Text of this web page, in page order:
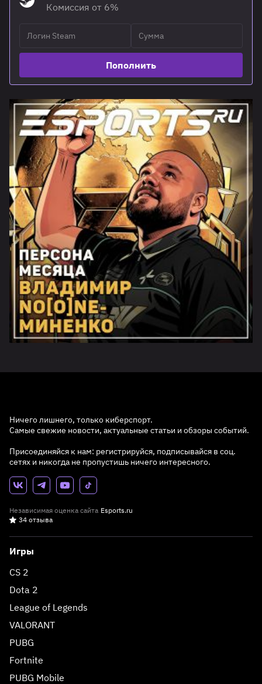
Комиссия от 6%
Пополнить
Ничего лишнего, только киберспорт.
Самые свежие новости, актуальные статьи и обзоры событий.
Присоединяйся к нам: регистрируйся, подписывайся в соц.
сетях и никогда не пропустишь ничего интересного.
Независимая оценка сайта Esports.ru
34 отзыва
Игры
CS 2
Dota 2
League of Legends
VALORANT
PUBG
Fortnite
PUBG Mobile